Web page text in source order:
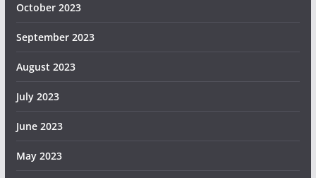
October 2023
September 2023
August 2023
July 2023
June 2023
May 2023